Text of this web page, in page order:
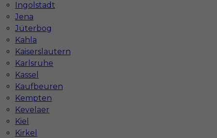
Ingolstadt
Jena
Jüterbog
Kahla
Kaiserslautern
Karlsruhe
Kassel
Kaufbeuren
Kempten
Kevelaer
Kiel
Kirkel
Murarz zbrojarz szalunkowy praca zagranica
Kategoria
Murarz , Zbrojarz
Lokalizacja Niemcy
Wymagane języki
Angielski komunikatywny
Stawka 15 - 16 € / h